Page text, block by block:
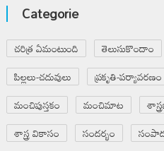
Categorie
చరిత్ర ఏమంటుంది తెలుసుకొందాం
పిల్లలు-చదువులు
ప్రకృతి-పర్యావరణం
మంచిపుస్తకం
మంచిమాట
శాస్త్ర వికాసం
సందర్భం